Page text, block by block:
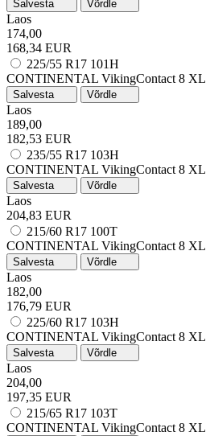
Salvesta Võrdle
Laos
174,00
168,34 EUR
225/55 R17 101H
CONTINENTAL VikingContact 8 XL
Salvesta Võrdle
Laos
189,00
182,53 EUR
235/55 R17 103H
CONTINENTAL VikingContact 8 XL
Salvesta Võrdle
Laos
204,83 EUR
215/60 R17 100T
CONTINENTAL VikingContact 8 XL
Salvesta Võrdle
Laos
182,00
176,79 EUR
225/60 R17 103H
CONTINENTAL VikingContact 8 XL
Salvesta Võrdle
Laos
204,00
197,35 EUR
215/65 R17 103T
CONTINENTAL VikingContact 8 XL